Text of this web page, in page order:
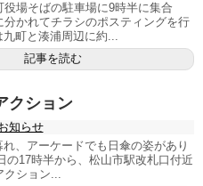
場そばの駐車場に9時半に集合
分かれてチラシのポスティングを行
九町と湊浦周辺に約...
記事を読む
クション
知らせ
、アーケードでも日傘の姿があり
17時半から、松山市駅改札口付近
クション...